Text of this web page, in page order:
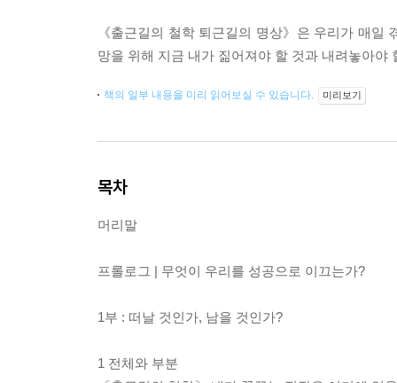
《출근길의 철학 퇴근길의 명상》은 우리가 매
망을 위해 지금 내가 짊어져야 할 것과 내려놓아
책의 일부 내용을 미리 읽어보실 수 있습니다. 미리보기
목차
머리말
프롤로그 | 무엇이 우리를 성공으로 이끄는가?
1부 : 떠날 것인가, 남을 것인가?
1 전체와 부분